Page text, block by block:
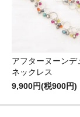
アフターヌーンデ
ネックレス
9,900円(税900円)